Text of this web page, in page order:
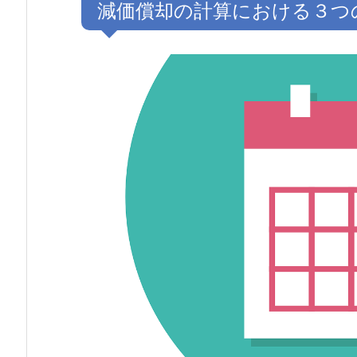
減価償却の計算における３つ